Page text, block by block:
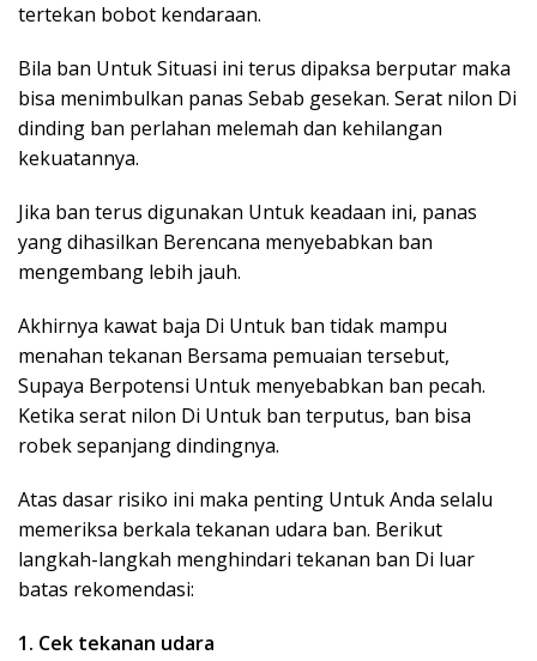
tertekan bobot kendaraan.
Bila ban Untuk Situasi ini terus dipaksa berputar maka
bisa menimbulkan panas Sebab gesekan. Serat nilon Di
dinding ban perlahan melemah dan kehilangan
kekuatannya.
Jika ban terus digunakan Untuk keadaan ini, panas
yang dihasilkan Berencana menyebabkan ban
mengembang lebih jauh.
Akhirnya kawat baja Di Untuk ban tidak mampu
menahan tekanan Bersama pemuaian tersebut,
Supaya Berpotensi Untuk menyebabkan ban pecah.
Ketika serat nilon Di Untuk ban terputus, ban bisa
robek sepanjang dindingnya.
Atas dasar risiko ini maka penting Untuk Anda selalu
memeriksa berkala tekanan udara ban. Berikut
langkah-langkah menghindari tekanan ban Di luar
batas rekomendasi:
1. Cek tekanan udara